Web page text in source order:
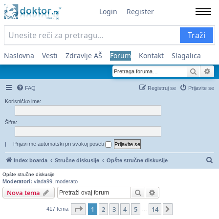
Login Register
Traži
Naslovna Vesti Zdravlje AŠ Forum Kontakt Slagalica
FAQ Prijavite se
Registruj se
Korisničko ime:
Šifra:
| Prijavi me automatski pri svakoj poseti
Index boarda Stručne diskusije Opšte stručne diskusije
Opšte stručne diskusije
Moderatori: vlada99 moderato
Nova tema Pretraga
417 tema Stranica 1od14
1 2 3 4 5 14